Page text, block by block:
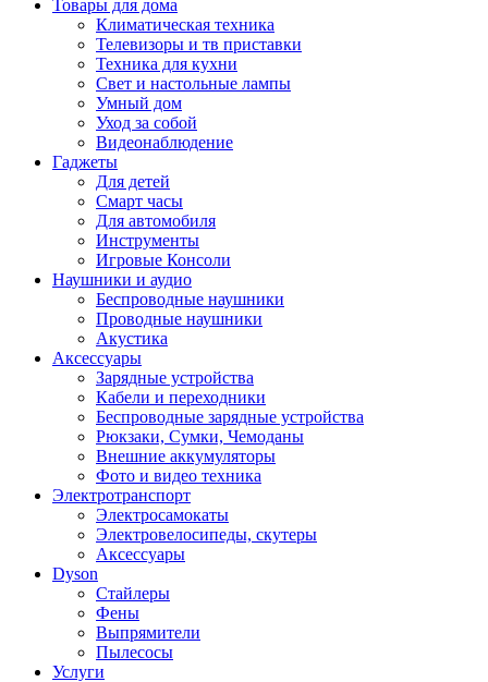
Товары для дома
Климатическая техника
Телевизоры и тв приставки
Техника для кухни
Свет и настольные лампы
Умный дом
Уход за собой
Видеонаблюдение
Гаджеты
Для детей
Смарт часы
Для автомобиля
Инструменты
Игровые Консоли
Наушники и аудио
Беспроводные наушники
Проводные наушники
Акустика
Аксессуары
Зарядные устройства
Кабели и переходники
Беспроводные зарядные устройства
Рюкзаки, Сумки, Чемоданы
Внешние аккумуляторы
Фото и видео техника
Электротранспорт
Электросамокаты
Электровелосипеды, скутеры
Аксессуары
Dyson
Стайлеры
Фены
Выпрямители
Пылесосы
Услуги